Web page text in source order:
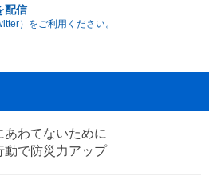
配信
）をご利用ください。
あわてないために
動で防災力アップ